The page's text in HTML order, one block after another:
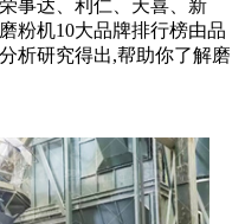
事达、利仁、天喜、新
粉机10大品牌排行榜由品
析研究得出,帮助你了解磨